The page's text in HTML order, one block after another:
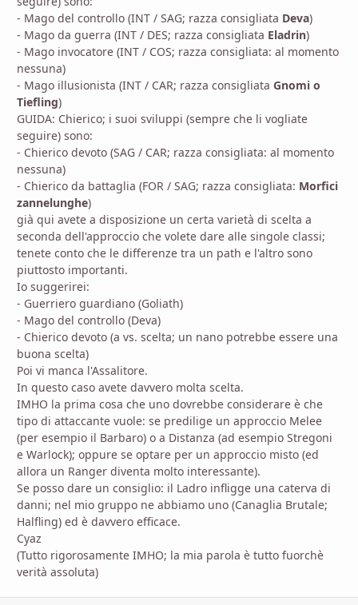
- Mago del controllo (INT / SAG; razza consigliata Deva)
- Mago da guerra (INT / DES; razza consigliata Eladrin)
- Mago invocatore (INT / COS; razza consigliata: al momento
nessuna)
- Mago illusionista (INT / CAR; razza consigliata Gnomi o
Tiefling)
GUIDA: Chierico; i suoi sviluppi (sempre che li vogliate
seguire) sono:
- Chierico devoto (SAG / CAR; razza consigliata: al momento
nessuna)
- Chierico da battaglia (FOR / SAG; razza consigliata: Morfici
zannelunghe)
già qui avete a disposizione un certa varietà di scelta a
seconda dell'approccio che volete dare alle singole classi;
tenete conto che le differenze tra un path e l'altro sono
piuttosto importanti.
Io suggerirei:
- Guerriero guardiano (Goliath)
- Mago del controllo (Deva)
- Chierico devoto (a vs. scelta; un nano potrebbe essere una
buona scelta)
Poi vi manca l'Assalitore.
In questo caso avete davvero molta scelta.
IMHO la prima cosa che uno dovrebbe considerare è che
tipo di attaccante vuole: se predilige un approccio Melee
(per esempio il Barbaro) o a Distanza (ad esempio Stregoni
e Warlock); oppure se optare per un approccio misto (ed
allora un Ranger diventa molto interessante).
Se posso dare un consiglio: il Ladro infligge una caterva di
danni; nel mio gruppo ne abbiamo uno (Canaglia Brutale;
Halfling) ed è davvero efficace.
Cyaz
(Tutto rigorosamente IMHO; la mia parola è tutto fuorchè
verità assoluta)